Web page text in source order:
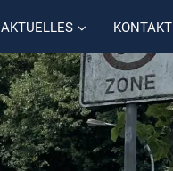
AKTUELLES KONTAKT